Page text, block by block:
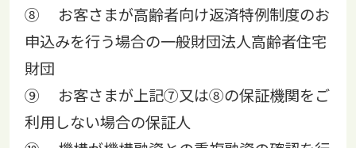
⑧ お客さまが高齢者向け返済特例制度のお
申込みを行う場合の一般財団法人高齢者住宅
財団
⑨ お客さまが上記⑦又は⑧の保証機関をご
利用しない場合の保証人